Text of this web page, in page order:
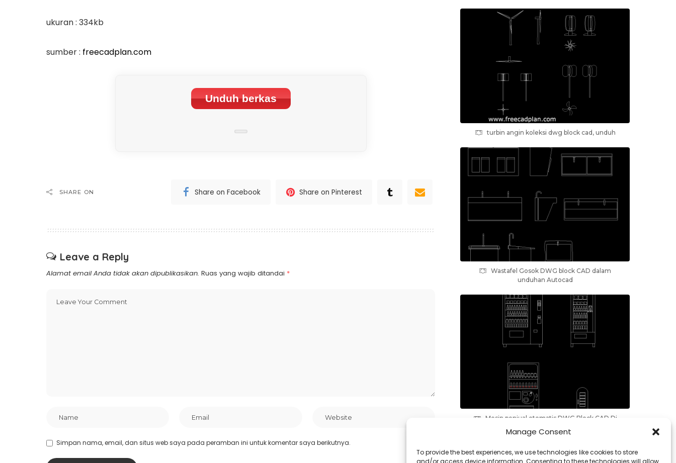
Manage Consent
To provide the best experiences, we use technologies like cookies to store
and/or access device information. Consenting to these technologies will allow
ukuran : 334kb
sumber : freecadplan.com
Unduh berkas
SHARE ON Share on Facebook Share on Pinterest
Leave a Reply
Alamat email Anda tidak akan dipublikasikan. Ruas yang wajib ditandai *
Simpan nama, email, dan situs web saya pada peramban ini untuk komentar saya berikutnya.
turbin angin koleksi dwg block cad, unduh
Wastafel Gosok DWG block CAD dalam
unduhan Autocad
Mesin penjual otomatis DWG Block CAD Di